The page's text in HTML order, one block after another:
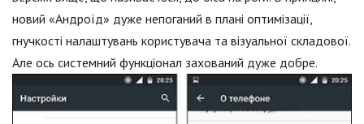
новий «Андроїд» дуже непоганий в плані оптимізації,
гнучкості налаштувань користувача та візуальної складової.
Але ось системний функціонал захований дуже добре.